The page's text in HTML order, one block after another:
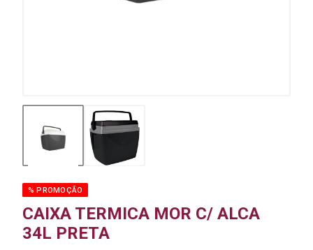
% PROMOÇÃO
CAIXA TERMICA MOR C/ ALCA
34L PRETA